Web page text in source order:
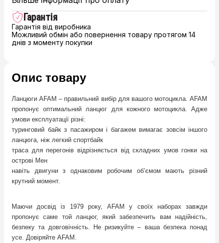
Гарантія
Гарантія від виробника
Можливий обмін або повернення товару протягом 14
днів з моменту покупки
Опис товару
Ланцюги AFAM – правильний вибір для вашого мотоцикла. AFAM
пропонує оптимальний ланцюг для кожного мотоцикла. Адже
умови експлуатації різні:
туринговий байк з пасажиром і багажем вимагає зовсім іншого
ланцюга, ніж легкий спортбайк
траса для перегонів відрізняється від складних умов гонки на
острові Мен
навіть двигуни з однаковим робочим об’ємом мають різний
крутний момент.
Маючи досвід із 1979 року, AFAM у своїх наборах завжди
пропонує саме той ланцюг, який забезпечить вам надійність,
безпеку та довговічність. Не ризикуйте – ваша безпека понад
усе. Довіряйте AFAM.